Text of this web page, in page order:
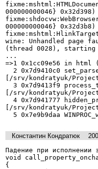
000000000046}
000000000046}
wine: Unhandled page
(thread 0028), starting
...
=>1 0x1cc09e56 in html
[/srv/kondratyuk/
[/srv/kondratyuk/
[/srv/kondratyuk/
5 0x7e9b9daa
Константин Кондратюк
Падение при исполнении
void
{